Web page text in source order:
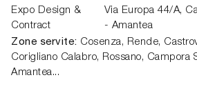
Expo Design &
Contract
Via Europa 44/A,
- Amantea
Zone servite: Cosenza, Rende,
Corigliano Calabro, Rossano, Campora
Amantea...